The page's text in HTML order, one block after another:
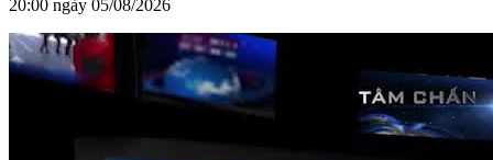
20:00 ngày 05/08/2026